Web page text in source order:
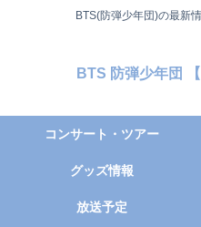
BTS(防弾少年団)の最新
BTS 防弾少年団
コンサート・ツアー
グッズ情報
放送予定